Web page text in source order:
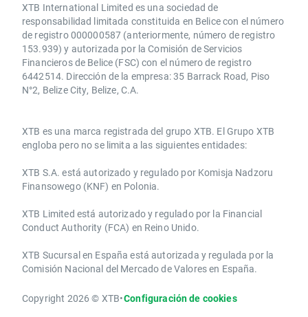
XTB International Limited es una sociedad de
responsabilidad limitada constituida en Belice con el número
de registro 000000587 (anteriormente, número de registro
153.939) y autorizada por la Comisión de Servicios
Financieros de Belice (FSC) con el número de registro
6442514. Dirección de la empresa: 35 Barrack Road, Piso
N°2, Belize City, Belize, C.A.
​​XTB es una marca registrada del grupo XTB. El Grupo XTB
engloba pero no se limita a las siguientes entidades:
XTB S.A.​ está autorizado y regulado por Komisja Nadzoru
Finansowego (KNF) ​en Polonia.
XTB Limited ​está autorizado y regulado por la ​Financial
Conduct Authority ​(FCA) en ​​Reino Unido.
XTB Sucursal en España está autorizada y regulada por la
Comisión Nacional del Mercado de Valores en España.
Copyright 2026 © XTB•Configuración de cookies